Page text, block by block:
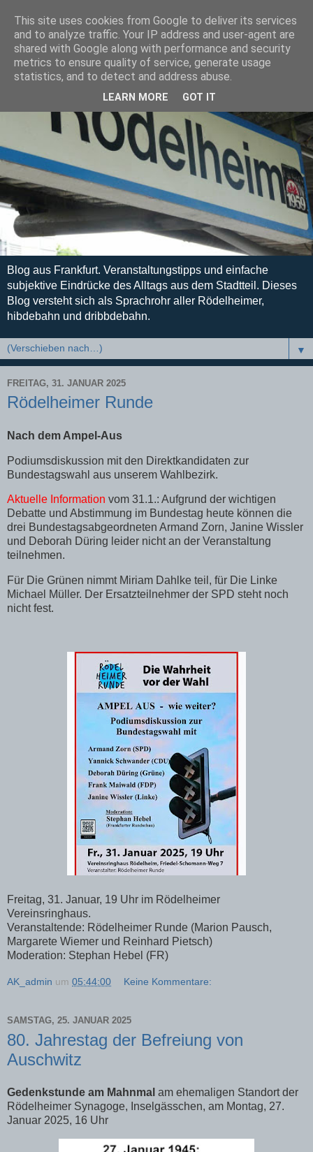
Blog aus Frankfurt. Veranstaltungstipps und einfache
subjektive Eindrücke des Alltags aus dem Stadtteil. Dieses
Blog versteht sich als Sprachrohr aller Rödelheimer,
hibdebahn und dribbdebahn.
▼
FREITAG, 31. JANUAR 2025
Rödelheimer Runde
Nach dem Ampel-Aus
Podiumsdiskussion mit den Direktkandidaten zur
Bundestagswahl aus unserem Wahlbezirk.
Aktuelle Information vom 31.1.: Aufgrund der wichtigen
Debatte und Abstimmung im Bundestag heute können die
drei Bundestagsabgeordneten Armand Zorn, Janine Wissler
und Deborah Düring leider nicht an der Veranstaltung
teilnehmen.
Für Die Grünen nimmt Miriam Dahlke teil, für Die Linke
Michael Müller. Der Ersatzteilnehmer der SPD steht noch
nicht fest.
Freitag, 31. Januar, 19 Uhr im Rödelheimer
Vereinsringhaus.
Veranstaltende: Rödelheimer Runde (Marion Pausch,
Margarete Wiemer und Reinhard Pietsch)
Moderation: Stephan Hebel (FR)
AK_admin um 05:44:00 Keine Kommentare:
SAMSTAG, 25. JANUAR 2025
80. Jahrestag der Befreiung von
Auschwitz
Gedenkstunde am Mahnmal am ehemaligen Standort der
Rödelheimer Synagoge, Inselgässchen, am Montag, 27.
Januar 2025, 16 Uhr
This site uses cookies from Google to deliver its services
and to analyze traffic. Your IP address and user-agent are
shared with Google along with performance and security
metrics to ensure quality of service, generate usage
statistics, and to detect and address abuse.
LEARN MORE GOT IT